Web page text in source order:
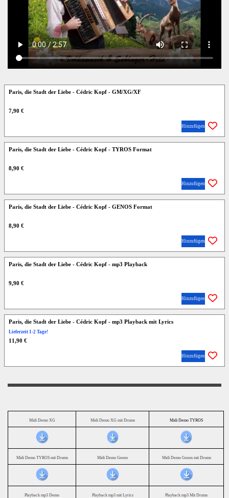
Paris, die Stadt der Liebe - Cédric Kopf - GM/XG/XF
7,90 €
Hinzufügen
Paris, die Stadt der Liebe - Cédric Kopf - TYROS Format
8,90 €
Hinzufügen
Paris, die Stadt der Liebe - Cédric Kopf - GENOS Format
8,90 €
Hinzufügen
Paris, die Stadt der Liebe - Cédric Kopf - mp3 Playback
9,90 €
Hinzufügen
Paris, die Stadt der Liebe - Cédric Kopf - mp3 Playback mit Lyrics
Lieferzeit 1-2 Tage!
11,90 €
Hinzufügen
Midi Demo XG Midi Demo XG mit Drums Midi Demo TYROS
Midi Demo TYROS mit Drums Midi Demo Genos Midi Demo Genos mit Drums
Playback mp3 Demo Playback mp3 mit Lyrics Playback mp3 Mit Drums